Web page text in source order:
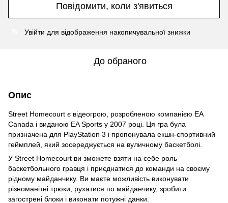
Повідомити, коли з'явиться
Увійти для відображення накопичувальної знижки
До обраного
Опис
Street Homecourt є відеогрою, розробленою компанією EA
Canada і виданою EA Sports у 2007 році. Ця гра була
призначена для PlayStation 3 і пропонувала екшн-спортивний
геймплей, який зосереджується на вуличному баскетболі.
У Street Homecourt ви зможете взяти на себе роль
баскетбольного гравця і приєднатися до команди на своєму
рідному майданчику. Ви маєте можливість виконувати
різноманітні трюки, рухатися по майданчику, зробити
загострені блоки і виконати потужні данки.